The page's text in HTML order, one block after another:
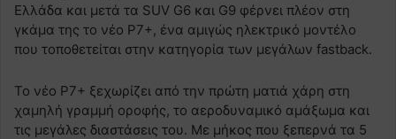
Ελλάδα και μετά τα SUV G6 και G9 φέρνει πλέον στη
γκάμα της το νέο P7+, ένα αμιγώς ηλεκτρικό μοντέλο
που τοποθετείται στην κατηγορία των μεγάλων fastback.
Το νέο P7+ ξεχωρίζει από την πρώτη ματιά χάρη στη
χαμηλή γραμμή οροφής, το αεροδυναμικό αμάξωμα και
τις μεγάλες διαστάσεις του. Με μήκος που ξεπερνά τα 5